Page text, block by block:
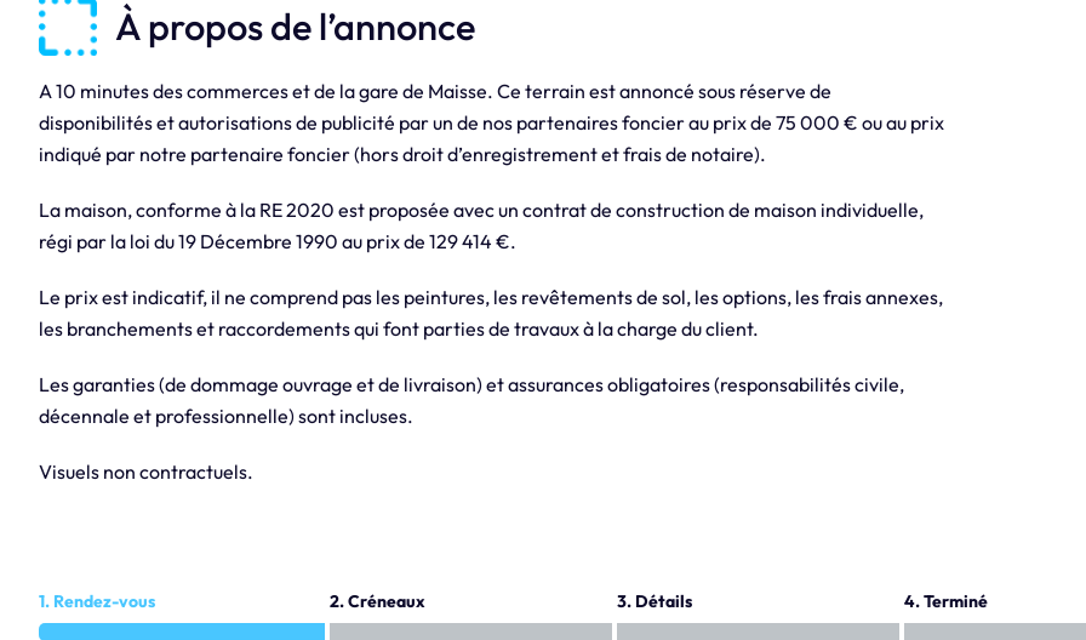
À propos de l’annonce
A 10 minutes des commerces et de la gare de Maisse. Ce terrain est annoncé sous réserve de
disponibilités et autorisations de publicité par un de nos partenaires foncier au prix de 75 000 € ou au prix
indiqué par notre partenaire foncier (hors droit d’enregistrement et frais de notaire).
La maison, conforme à la RE 2020 est proposée avec un contrat de construction de maison individuelle,
régi par la loi du 19 Décembre 1990 au prix de 129 414 €.
Le prix est indicatif, il ne comprend pas les peintures, les revêtements de sol, les options, les frais annexes,
les branchements et raccordements qui font parties de travaux à la charge du client.
Les garanties (de dommage ouvrage et de livraison) et assurances obligatoires (responsabilités civile,
décennale et professionnelle) sont incluses.
Visuels non contractuels.
1. Rendez-vous 2. Créneaux 3. Détails 4. Terminé